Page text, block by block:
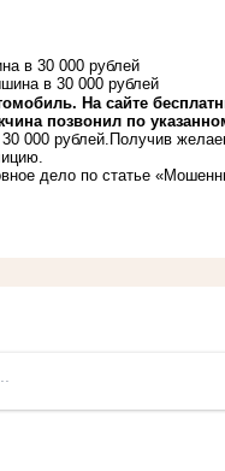
в 30 000 рублей
На сайте
позвонил по
000 рублей.Получив
дело по статье